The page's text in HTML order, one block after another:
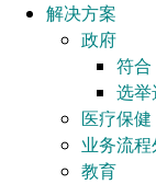
解决方案
政府
符合
选举
医疗保健
业务流
教育